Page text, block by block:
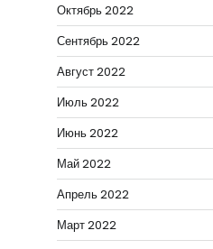
Октябрь 2022
Сентябрь 2022
Август 2022
Июль 2022
Июнь 2022
Май 2022
Апрель 2022
Март 2022